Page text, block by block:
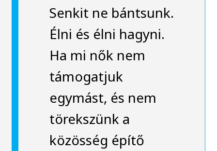
Senkit ne bántsunk.
Élni és élni hagyni.
Ha mi nők nem
támogatjuk
egymást, és nem
törekszünk a
közösség építő